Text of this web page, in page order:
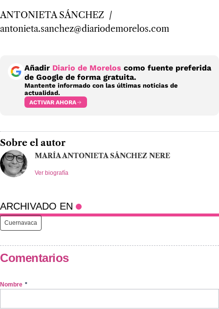
ANTONIETA SÁNCHEZ /
antonieta.sanchez@diariodemorelos.com
Añadir Diario de Morelos como fuente preferida
de Google de forma gratuita.
Mantente informado con las últimas noticias de
actualidad.
ACTIVAR AHORA
Sobre el autor
MARÍA ANTONIETA SÁNCHEZ NERE
Ver biografía
ARCHIVADO EN
Cuernavaca
Comentarios
Nombre *